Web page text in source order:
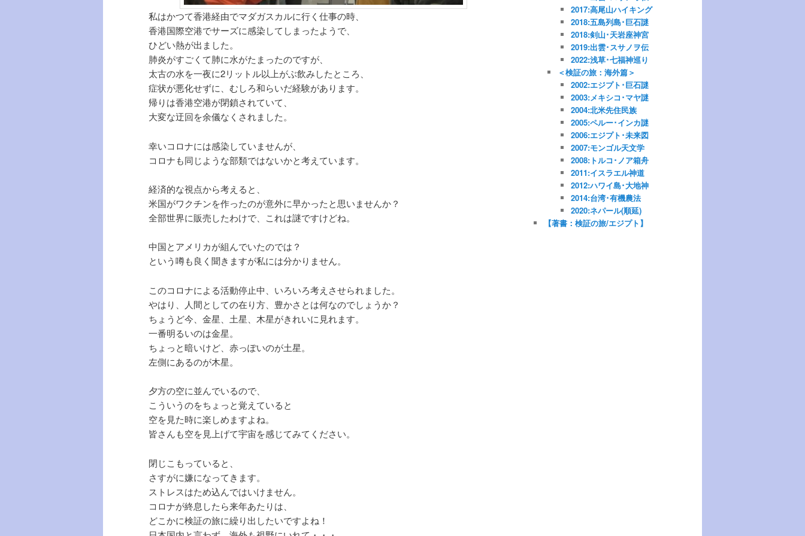
私はかつて香港経由でマダガスカルに行く仕事の時、
香港国際空港でサーズに感染してしまったようで、
ひどい熱が出ました。
肺炎がすごくて肺に水がたまったのですが、
太古の水を一夜に2リットル以上がぶ飲みしたところ、
症状が悪化せずに、むしろ和らいだ経験があります。
帰りは香港空港が閉鎖されていて、
大変な迂回を余儀なくされました。
幸いコロナには感染していませんが、
コロナも同じような部類ではないかと考えています。
経済的な視点から考えると、
米国がワクチンを作ったのが意外に早かったと思いませんか？
全部世界に販売したわけで、これは謎ですけどね。
中国とアメリカが組んでいたのでは？
という噂も良く聞きますが私には分かりません。
このコロナによる活動停止中、いろいろ考えさせられました。
やはり、人間としての在り方、豊かさとは何なのでしょうか？
ちょうど今、金星、土星、木星がきれいに見れます。
一番明るいのは金星。
ちょっと暗いけど、赤っぽいのが土星。
左側にあるのが木星。
夕方の空に並んでいるので、
こういうのをちょっと覚えていると
空を見た時に楽しめますよね。
皆さんも空を見上げて宇宙を感じてみてください。
閉じこもっていると、
さすがに嫌になってきます。
ストレスはため込んではいけません。
コロナが終息したら来年あたりは、
どこかに検証の旅に繰り出したいですよね！
2017:高尾山ハイキング
2018:五島列島･巨石謎
2018:剣山･天岩座神宮
2019:出雲･スサノヲ伝
2022:浅草･七福神巡り
＜検証の旅：海外篇＞
2002:エジプト･巨石謎
2003:メキシコ･マヤ謎
2004:北米先住民族
2005:ペルー･インカ謎
2006:エジプト･未来図
2007:モンゴル天文学
2008:トルコ･ノア箱舟
2011:イスラエル神道
2012:ハワイ島･大地神
2014:台湾･有機農法
2020:ネパール(順延)
【著書：検証の旅/エジプト】